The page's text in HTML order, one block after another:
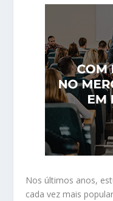
Nos últimos anos,
cada vez mais